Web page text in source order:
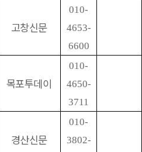
고창신문
010-
4653-
6600
목포투데이
010-
4650-
3711
경산신문
010-
3802-